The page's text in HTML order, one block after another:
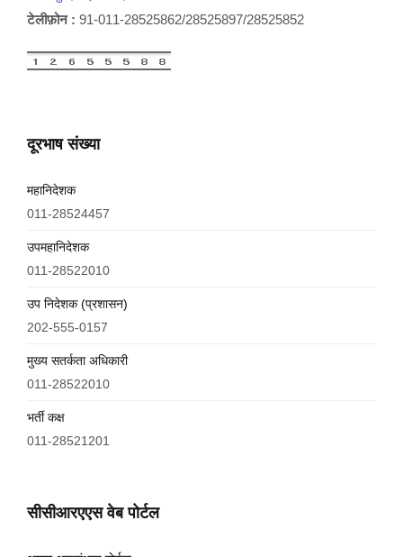
टेलीफ़ोन : 91-011-28525862/28525897/28525852
दूरभाष संख्या
महानिदेशक
011-28524457
उपमहानिदेशक
011-28522010
उप निदेशक (प्रशासन)
202-555-0157
मुख्य सतर्कता अधिकारी
011-28522010
भर्ती कक्ष
011-28521201
सीसीआरएएस वेब पोर्टल